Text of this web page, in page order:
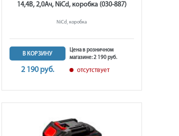
14,4В, 2,0Ач, NiCd, коробка (030-887)
NiCd, коробка
В КОРЗИНУ
2 190 руб.
Цена в розничном
магазине: 2 190 руб.
отсутствует